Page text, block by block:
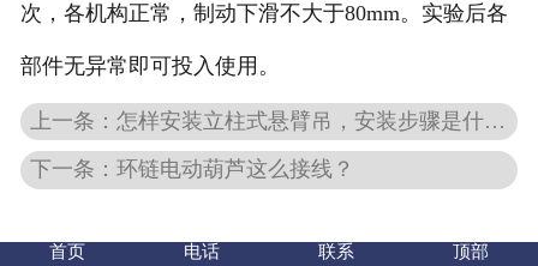
次，各机构正常，制动下滑不大于80mm。实验后各
部件无异常即可投入使用。
上一条：怎样安装立柱式悬臂吊，安装步骤是什么？
下一条：环链电动葫芦这么接线？
首页 电话 联系 顶部